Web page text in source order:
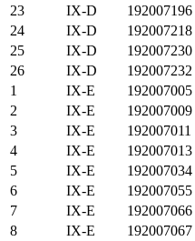
23
IX-D 192007196
24
IX-D 192007218
25
IX-D 192007230
26
IX-D 192007232
1
IX-E 192007005
2
IX-E 192007009
3
IX-E 192007011
4
IX-E 192007013
5
IX-E 192007034
6
IX-E 192007055
7
IX-E 192007066
8
IX-E 192007067